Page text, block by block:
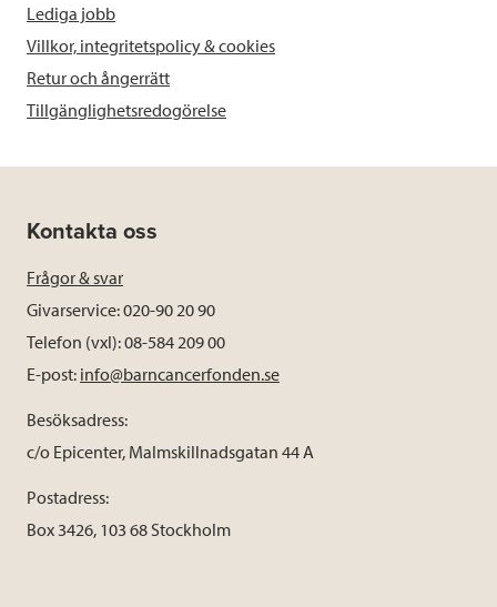
Lediga jobb
Villkor, integritetspolicy & cookies
Retur och ångerrätt
Tillgänglighetsredogörelse
Kontakta oss
Frågor & svar
Givarservice: 020-90 20 90
Telefon (vxl): 08-584 209 00
E-post: info@barncancerfonden.se
Besöksadress:
c/o Epicenter, Malmskillnadsgatan 44 A
Postadress:
Box 3426, 103 68 Stockholm